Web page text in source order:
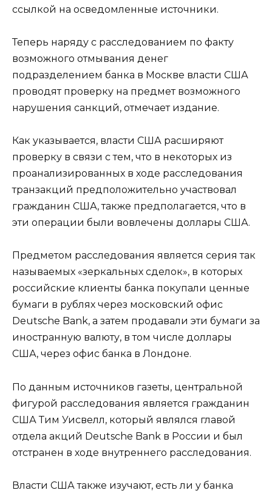
ссылкой на осведомленные источники.
Теперь наряду с расследованием по факту
возможного отмывания денег
подразделением банка в Москве власти США
проводят проверку на предмет возможного
нарушения санкций, отмечает издание.
Как указывается, власти США расширяют
проверку в связи с тем, что в некоторых из
проанализированных в ходе расследования
транзакций предположительно участвовал
гражданин США, также предполагается, что в
эти операции были вовлечены доллары США.
Предметом расследования является серия так
называемых «зеркальных сделок», в которых
российские клиенты банка покупали ценные
бумаги в рублях через московский офис
Deutsche Bank, а затем продавали эти бумаги за
иностранную валюту, в том числе доллары
США, через офис банка в Лондоне.
По данным источников газеты, центральной
фигурой расследования является гражданин
США Тим Уисвелл, который являлся главой
отдела акций Deutsche Bank в России и был
отстранен в ходе внутреннего расследования.
Власти США также изучают, есть ли у банка